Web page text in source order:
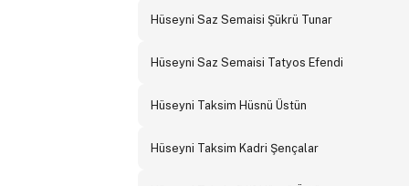
Hüseyni Saz Semaisi Şükrü Tunar
Hüseyni Saz Semaisi Tatyos Efendi
Hüseyni Taksim Hüsnü Üstün
Hüseyni Taksim Kadri Şençalar